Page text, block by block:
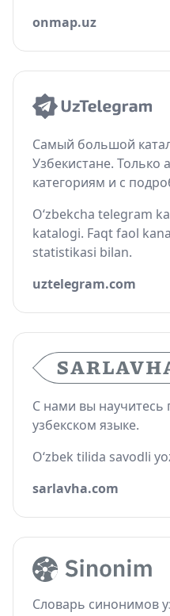
onmap.uz
Самый большой
Узбекистане. Только
категориям и с
O‘zbekcha telegram
katalogi. Faqt faol
statistikasi bilan.
uztelegram.com
С нами вы научитесь
узбекском языке.
O‘zbek tilida savodli
sarlavha.com
Словарь синонимов